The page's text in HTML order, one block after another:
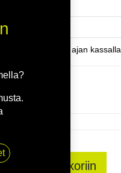
varaamaan ajan kassalla
Lisää ostoskoriin